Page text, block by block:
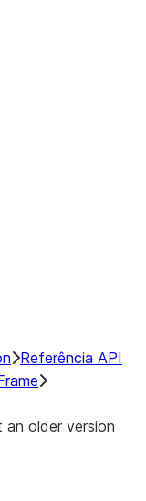
Referência API
older version